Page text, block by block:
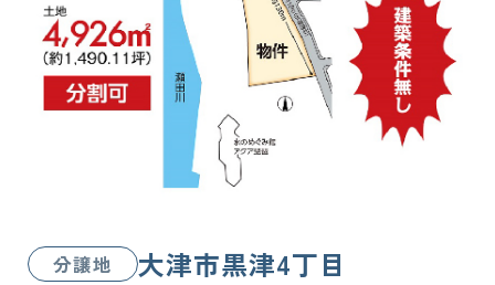
分譲地 大津市黒津4丁目